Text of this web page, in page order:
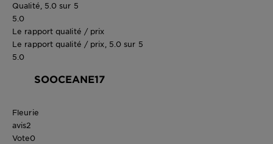
Qualité, 5.0 sur 5
5.0
Le rapport qualité / prix
Le rapport qualité / prix, 5.0 sur 5
5.0
SOOCEANE17
Fleurie
avis2
Vote0